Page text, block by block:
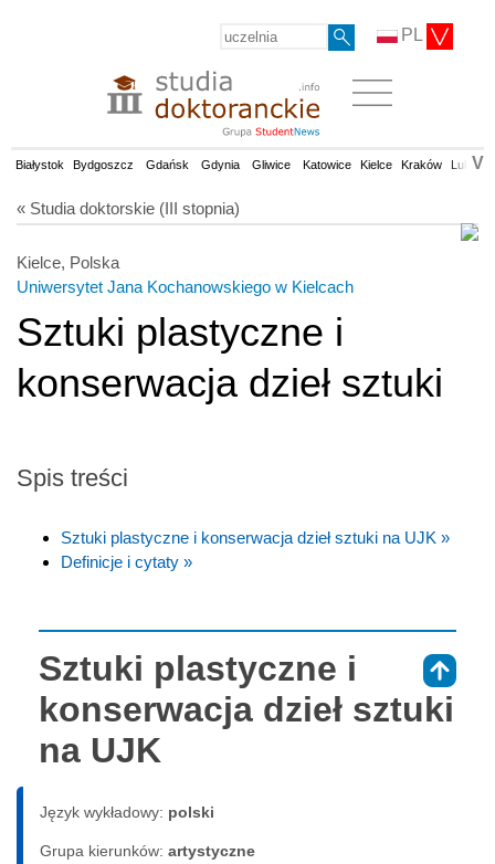
PL
Białystok Bydgoszcz Gdańsk Gdynia Gliwice Katowice Kielce Kraków Lublin
V
« Studia doktorskie (III stopnia)
Kielce, Polska
Uniwersytet Jana Kochanowskiego w Kielcach
Sztuki plastyczne i
konserwacja dzieł sztuki
Spis treści
Sztuki plastyczne i konserwacja dzieł sztuki na UJK »
Definicje i cytaty »
Sztuki plastyczne i
konserwacja dzieł sztuki
na UJK
Język wykładowy: polski
Grupa kierunków: artystyczne